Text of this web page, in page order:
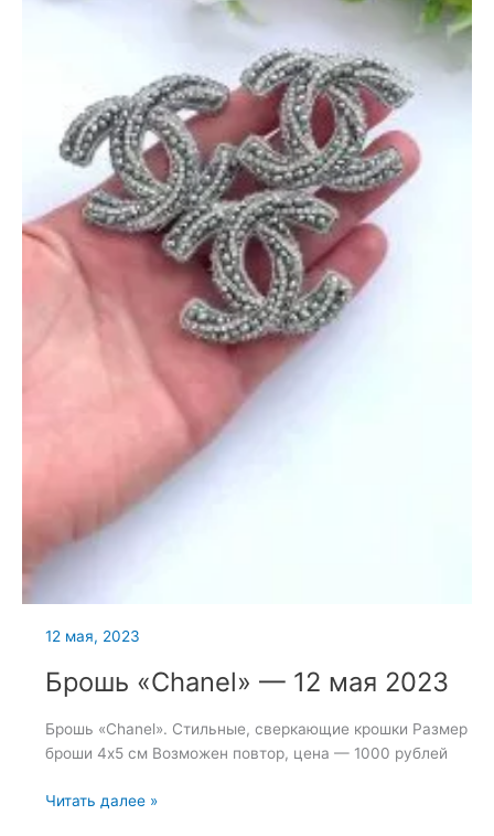
12 мая, 2023
Брошь «Chanel» — 12 мая 2023
Брошь «Chanel». Стильные, сверкающие крошки Размер
броши 4х5 см Возможен повтор, цена — 1000 рублей
Брошь
Читать далее »